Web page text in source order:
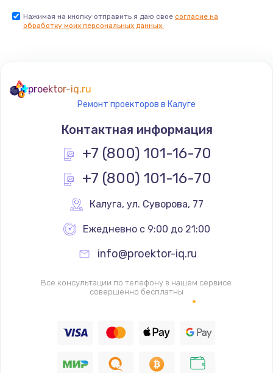
Нажимая на кнопку отправить я даю свое согласие на
обработку моих персональных данных.
proektor-iq.ru
Ремонт проекторов в Калуге
Контактная информация
+7 (800) 101-16-70
+7 (800) 101-16-70
Калуга, ул. Суворова, 77
Ежедневно с 9:00 до 21:00
info@proektor-iq.ru
Все консультации по телефону в нашем сервисе
совершенно бесплатны